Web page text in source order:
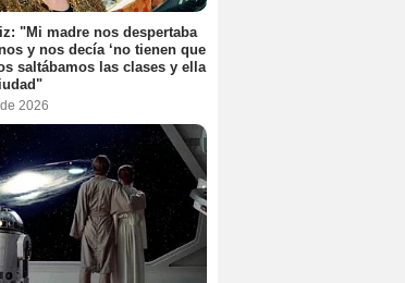
"Mi madre nos despertaba
y nos decía ‘no tienen que
saltábamos las clases y ella
2026